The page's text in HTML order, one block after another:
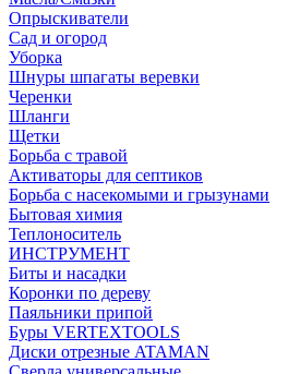
Опрыскиватели
Сад и огород
Уборка
Шнуры шпагаты веревки
Черенки
Шланги
Щетки
Борьба с травой
Активаторы для септиков
Борьба с насекомыми и грызунами
Бытовая химия
Теплоноситель
ИНСТРУМЕНТ
Биты и насадки
Коронки по дереву
Паяльники припой
Буры VERTEXTOOLS
Диски отрезные ATAMAN